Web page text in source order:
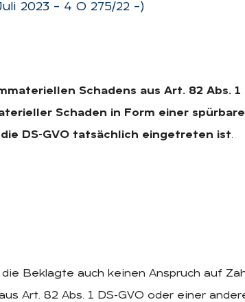
2023 – 4 O 275/22 –)
Schadens aus Art. 82 Abs. 1
Schaden in Form einer
DS-GVO tatsächlich eingetreten ist.
Beklagte auch keinen Anspruch auf
Art. 82 Abs. 1 DS-GVO oder einer